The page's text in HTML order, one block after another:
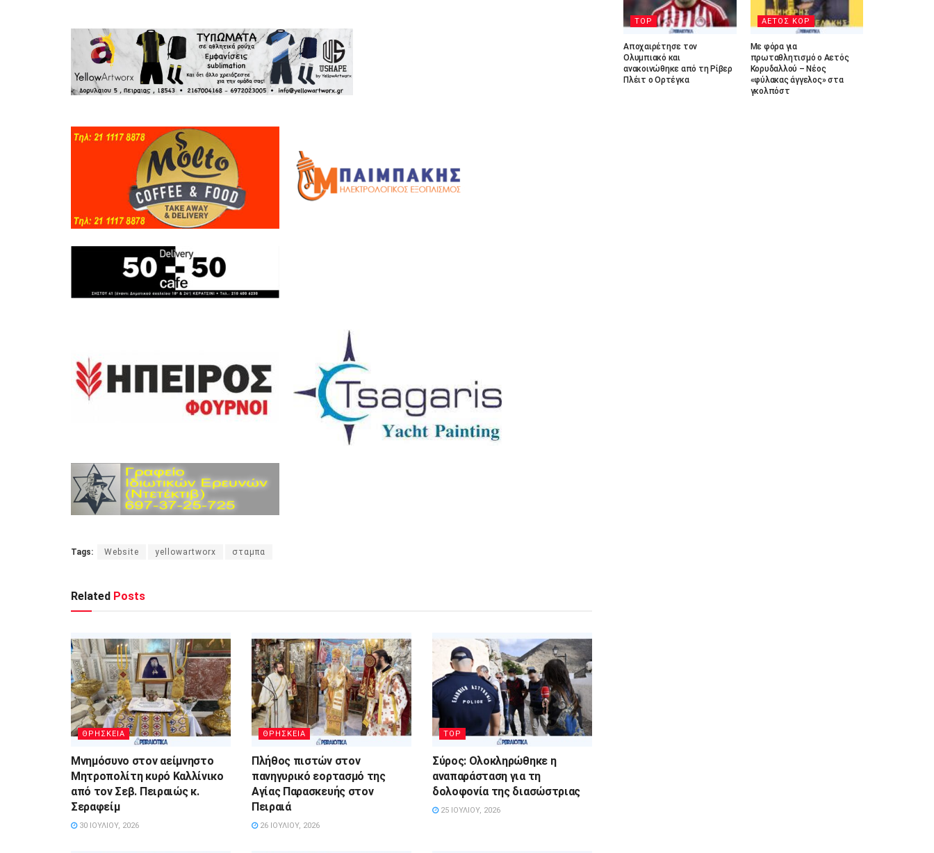
Tags: Website yellowartworx σταμπα
Related Posts
ΘΡΗΣΚΕΙΑ
Μνημόσυνο στον αείμνηστο
Μητροπολίτη κυρό Καλλίνικο
από τον Σεβ. Πειραιώς κ.
Σεραφείμ
30 ΙΟΥΛΊΟΥ, 2026
ΘΡΗΣΚΕΙΑ
Πλήθος πιστών στον
πανηγυρικό εορτασμό της
Αγίας Παρασκευής στον
Πειραιά
26 ΙΟΥΛΊΟΥ, 2026
TOP
Σύρος: Ολοκληρώθηκε η
αναπαράσταση για τη
δολοφονία της διασώστριας
25 ΙΟΥΛΊΟΥ, 2026
TOP
Αποχαιρέτησε τον
Ολυμπιακό και
ανακοινώθηκε από τη Ρίβερ
Πλέιτ ο Ορτέγκα
ΑΕΤΟΣ ΚΟΡ
Με φόρα για
πρωταθλητισμό ο Αετός
Κορυδαλλού – Νέος
«φύλακας άγγελος» στα
γκολπόστ